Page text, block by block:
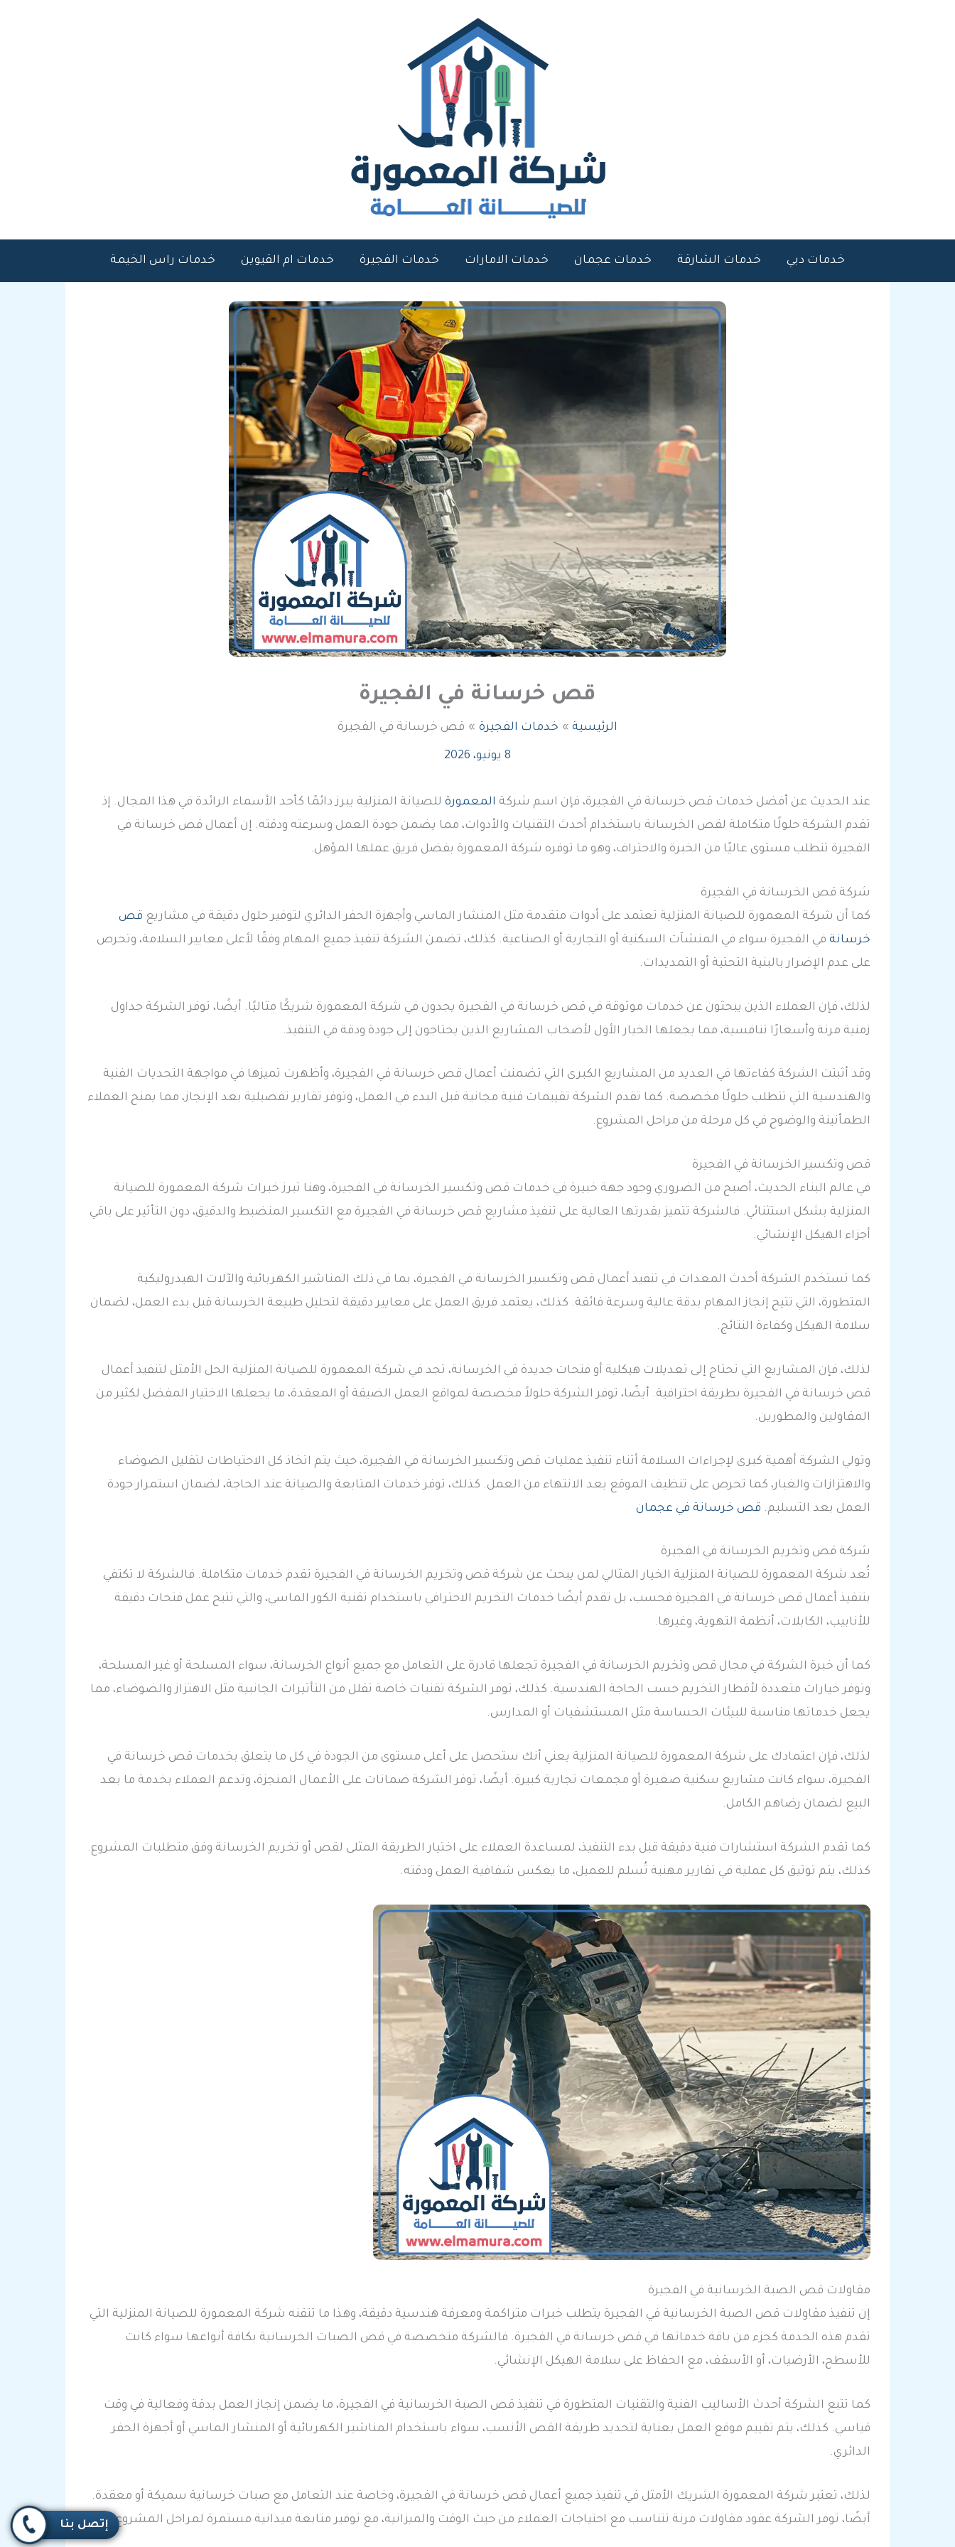
خدمات دبي خدمات الشارقة خدمات عجمان خدمات الامارات خدمات الفجيرة خدمات ام القيوين خدمات راس الخيمة
قص خرسانة في الفجيرة
الرئيسية خدمات الفجيرة قص خرسانة في الفجيرة
8 يونيو، 2026
عند الحديث عن أفضل خدمات قص خرسانة في الفجيرة، فإن اسم شركة المعمورة للصيانة المنزلية يبرز دائمًا كأحد الأسماء الرائدة في هذا المجال. إذ
تقدم الشركة حلولًا متكاملة لقص الخرسانة باستخدام أحدث التقنيات والأدوات، مما يضمن جودة العمل وسرعته ودقته. إن أعمال قص خرسانة في
الفجيرة تتطلب مستوى عاليًا من الخبرة والاحتراف، وهو ما توفره شركة المعمورة بفضل فريق عملها المؤهل.
شركة قص الخرسانة في الفجيرة
كما أن شركة المعمورة للصيانة المنزلية تعتمد على أدوات متقدمة مثل المنشار الماسي وأجهزة الحفر الدائري لتوفير حلول دقيقة في مشاريع قص
خرسانة في الفجيرة سواء في المنشآت السكنية أو التجارية أو الصناعية. كذلك، تضمن الشركة تنفيذ جميع المهام وفقًا لأعلى معايير السلامة، وتحرص
على عدم الإضرار بالبنية التحتية أو التمديدات.
لذلك، فإن العملاء الذين يبحثون عن خدمات موثوقة في قص خرسانة في الفجيرة يجدون في شركة المعمورة شريكًا مثاليًا. أيضًا، توفر الشركة جداول
زمنية مرنة وأسعارًا تنافسية، مما يجعلها الخيار الأول لأصحاب المشاريع الذين يحتاجون إلى جودة ودقة في التنفيذ.
وقد أثبتت الشركة كفاءتها في العديد من المشاريع الكبرى التي تضمنت أعمال قص خرسانة في الفجيرة، وأظهرت تميزها في مواجهة التحديات الفنية
والهندسية التي تتطلب حلولًا مخصصة. كما تقدم الشركة تقييمات فنية مجانية قبل البدء في العمل، وتوفر تقارير تفصيلية بعد الإنجاز، مما يمنح العملاء
الطمأنينة والوضوح في كل مرحلة من مراحل المشروع.
قص وتكسير الخرسانة في الفجيرة
في عالم البناء الحديث، أصبح من الضروري وجود جهة خبيرة في خدمات قص وتكسير الخرسانة في الفجيرة، وهنا تبرز خبرات شركة المعمورة للصيانة
المنزلية بشكل استثنائي. فالشركة تتميز بقدرتها العالية على تنفيذ مشاريع قص خرسانة في الفجيرة مع التكسير المنضبط والدقيق، دون التأثير على باقي
أجزاء الهيكل الإنشائي.
كما تستخدم الشركة أحدث المعدات في تنفيذ أعمال قص وتكسير الخرسانة في الفجيرة، بما في ذلك المناشير الكهربائية والآلات الهيدروليكية
المتطورة، التي تتيح إنجاز المهام بدقة عالية وسرعة فائقة. كذلك، يعتمد فريق العمل على معايير دقيقة لتحليل طبيعة الخرسانة قبل بدء العمل، لضمان
سلامة الهيكل وكفاءة النتائج.
لذلك، فإن المشاريع التي تحتاج إلى تعديلات هيكلية أو فتحات جديدة في الخرسانة، تجد في شركة المعمورة للصيانة المنزلية الحل الأمثل لتنفيذ أعمال
قص خرسانة في الفجيرة بطريقة احترافية. أيضًا، توفر الشركة حلولاً مخصصة لمواقع العمل الضيقة أو المعقدة، ما يجعلها الاختيار المفضل لكثير من
المقاولين والمطورين.
وتولي الشركة أهمية كبرى لإجراءات السلامة أثناء تنفيذ عمليات قص وتكسير الخرسانة في الفجيرة، حيث يتم اتخاذ كل الاحتياطات لتقليل الضوضاء
والاهتزازات والغبار، كما تحرص على تنظيف الموقع بعد الانتهاء من العمل. كذلك، توفر خدمات المتابعة والصيانة عند الحاجة، لضمان استمرار جودة
العمل بعد التسليم. قص خرسانة في عجمان
شركة قص وتخريم الخرسانة في الفجيرة
تُعد شركة المعمورة للصيانة المنزلية الخيار المثالي لمن يبحث عن شركة قص وتخريم الخرسانة في الفجيرة تقدم خدمات متكاملة. فالشركة لا تكتفي
بتنفيذ أعمال قص خرسانة في الفجيرة فحسب، بل تقدم أيضًا خدمات التخريم الاحترافي باستخدام تقنية الكور الماسي، والتي تتيح عمل فتحات دقيقة
للأنابيب، الكابلات، أنظمة التهوية، وغيرها.
كما أن خبرة الشركة في مجال قص وتخريم الخرسانة في الفجيرة تجعلها قادرة على التعامل مع جميع أنواع الخرسانة، سواء المسلحة أو غير المسلحة،
وتوفر خيارات متعددة لأقطار التخريم حسب الحاجة الهندسية. كذلك، توفر الشركة تقنيات خاصة تقلل من التأثيرات الجانبية مثل الاهتزاز والضوضاء، مما
يجعل خدماتها مناسبة للبيئات الحساسة مثل المستشفيات أو المدارس.
لذلك، فإن اعتمادك على شركة المعمورة للصيانة المنزلية يعني أنك ستحصل على أعلى مستوى من الجودة في كل ما يتعلق بخدمات قص خرسانة في
الفجيرة، سواء كانت مشاريع سكنية صغيرة أو مجمعات تجارية كبيرة. أيضًا، توفر الشركة ضمانات على الأعمال المنجزة، وتدعم العملاء بخدمة ما بعد
البيع لضمان رضاهم الكامل.
كما تقدم الشركة استشارات فنية دقيقة قبل بدء التنفيذ، لمساعدة العملاء على اختيار الطريقة المثلى لقص أو تخريم الخرسانة وفق متطلبات المشروع.
كذلك، يتم توثيق كل عملية في تقارير مهنية تُسلم للعميل، ما يعكس شفافية العمل ودقته.
مقاولات قص الصبة الخرسانية في الفجيرة
إن تنفيذ مقاولات قص الصبة الخرسانية في الفجيرة يتطلب خبرات متراكمة ومعرفة هندسية دقيقة، وهذا ما تتقنه شركة المعمورة للصيانة المنزلية التي
تقدم هذه الخدمة كجزء من باقة خدماتها في قص خرسانة في الفجيرة. فالشركة متخصصة في قص الصبات الخرسانية بكافة أنواعها سواء كانت
للأسطح، الأرضيات، أو الأسقف، مع الحفاظ على سلامة الهيكل الإنشائي.
كما تتبع الشركة أحدث الأساليب الفنية والتقنيات المتطورة في تنفيذ قص الصبة الخرسانية في الفجيرة، ما يضمن إنجاز العمل بدقة وفعالية في وقت
قياسي. كذلك، يتم تقييم موقع العمل بعناية لتحديد طريقة القص الأنسب، سواء باستخدام المناشير الكهربائية أو المنشار الماسي أو أجهزة الحفر
الدائري.
لذلك، تعتبر شركة المعمورة الشريك الأمثل في تنفيذ جميع أعمال قص خرسانة في الفجيرة، وخاصة عند التعامل مع صبات خرسانية سميكة أو معقدة.
أيضًا، توفر الشركة عقود مقاولات مرنة تتناسب مع احتياجات العملاء من حيث الوقت والميزانية، مع توفير متابعة ميدانية مستمرة لمراحل المشروع.
إتصل بنا